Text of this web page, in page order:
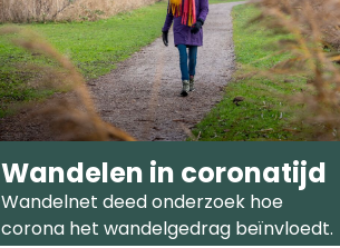
Wandelen in coronatijd
Wandelnet deed onderzoek hoe
corona het wandelgedrag beïnvloedt.